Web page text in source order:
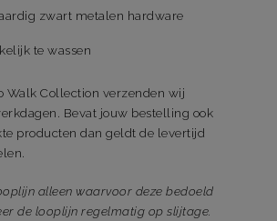
zwart metalen hardware
te wassen
Walk Collection verzenden wij
Bevat jouw bestelling ook
producten dan geldt de levertijd
alleen waarvoor deze bedoeld
de looplijn regelmatig op slijtage.